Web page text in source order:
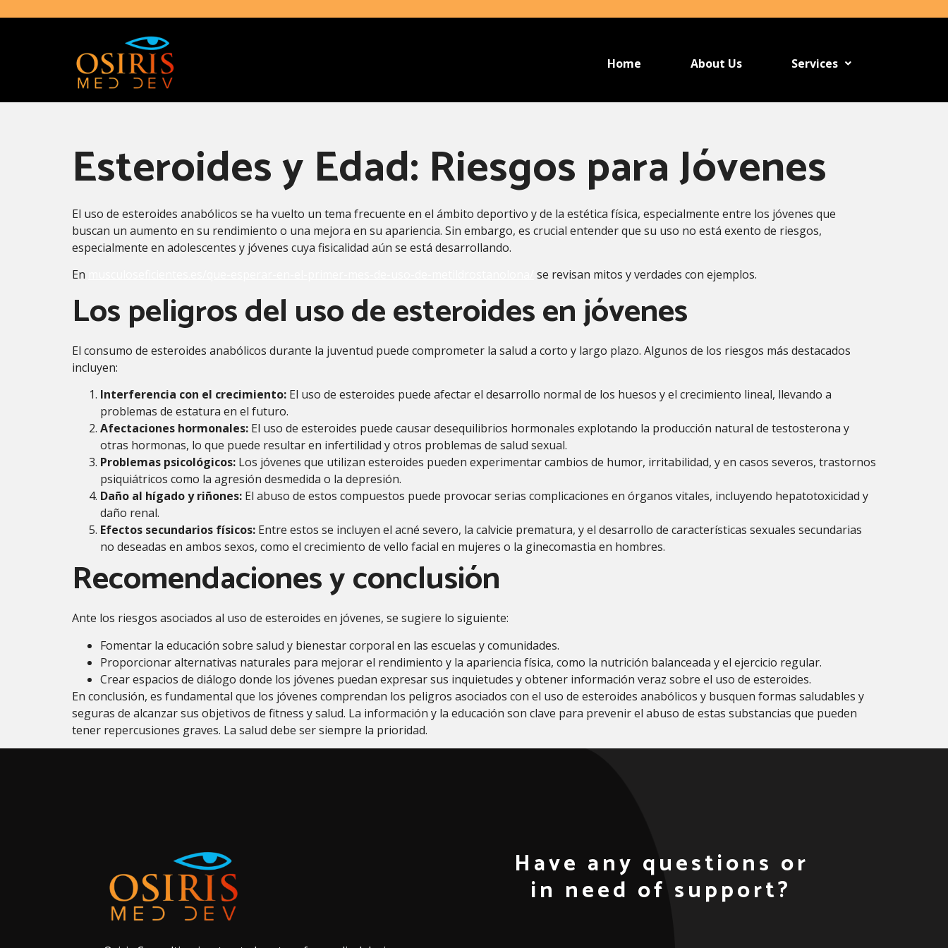
Home About Us Services
Esteroides y Edad: Riesgos para Jóvenes
El uso de esteroides anabólicos se ha vuelto un tema frecuente en el ámbito deportivo y de la estética física, especialmente entre los jóvenes que
buscan un aumento en su rendimiento o una mejora en su apariencia. Sin embargo, es crucial entender que su uso no está exento de riesgos,
especialmente en adolescentes y jóvenes cuya fisicalidad aún se está desarrollando.
En
se revisan mitos y verdades con ejemplos.
Los peligros del uso de esteroides en jóvenes
El consumo de esteroides anabólicos durante la juventud puede comprometer la salud a corto y largo plazo. Algunos de los riesgos más destacados
incluyen:
Interferencia con el crecimiento: El uso de esteroides puede afectar el desarrollo normal de los huesos y el crecimiento lineal, llevando a
problemas de estatura en el futuro.
Afectaciones hormonales: El uso de esteroides puede causar desequilibrios hormonales explotando la producción natural de testosterona y
otras hormonas, lo que puede resultar en infertilidad y otros problemas de salud sexual.
Problemas psicológicos: Los jóvenes que utilizan esteroides pueden experimentar cambios de humor, irritabilidad, y en casos severos, trastornos
psiquiátricos como la agresión desmedida o la depresión.
Daño al hígado y riñones: El abuso de estos compuestos puede provocar serias complicaciones en órganos vitales, incluyendo hepatotoxicidad y
daño renal.
Efectos secundarios físicos: Entre estos se incluyen el acné severo, la calvicie prematura, y el desarrollo de características sexuales secundarias
no deseadas en ambos sexos, como el crecimiento de vello facial en mujeres o la ginecomastia en hombres.
Recomendaciones y conclusión
Ante los riesgos asociados al uso de esteroides en jóvenes, se sugiere lo siguiente:
Fomentar la educación sobre salud y bienestar corporal en las escuelas y comunidades.
Proporcionar alternativas naturales para mejorar el rendimiento y la apariencia física, como la nutrición balanceada y el ejercicio regular.
Crear espacios de diálogo donde los jóvenes puedan expresar sus inquietudes y obtener información veraz sobre el uso de esteroides.
En conclusión, es fundamental que los jóvenes comprendan los peligros asociados con el uso de esteroides anabólicos y busquen formas saludables y
seguras de alcanzar sus objetivos de fitness y salud. La información y la educación son clave para prevenir el abuso de estas substancias que pueden
tener repercusiones graves. La salud debe ser siempre la prioridad.
Have any questions or
in need of support?